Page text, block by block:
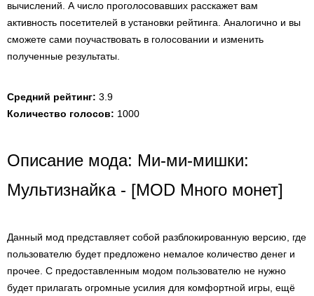
вычислений. А число проголосовавших расскажет вам
активность посетителей в установки рейтинга. Аналогично и вы
сможете сами поучаствовать в голосовании и изменить
полученные результаты.
Средний рейтинг: 3.9
Количество голосов: 1000
Описание мода: Ми-ми-мишки:
Мультизнайка - [MOD Много монет]
Данный мод представляет собой разблокированную версию, где
пользователю будет предложено немалое количество денег и
прочее. С предоставленным модом пользователю не нужно
будет прилагать огромные усилия для комфортной игры, ещё